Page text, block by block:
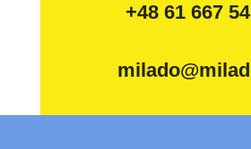
+48 61 667